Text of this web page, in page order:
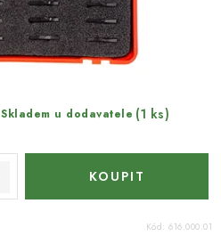
Skladem u dodavatele (1 ks)
Kód: 616.000.01